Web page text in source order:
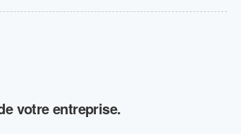
votre entreprise.